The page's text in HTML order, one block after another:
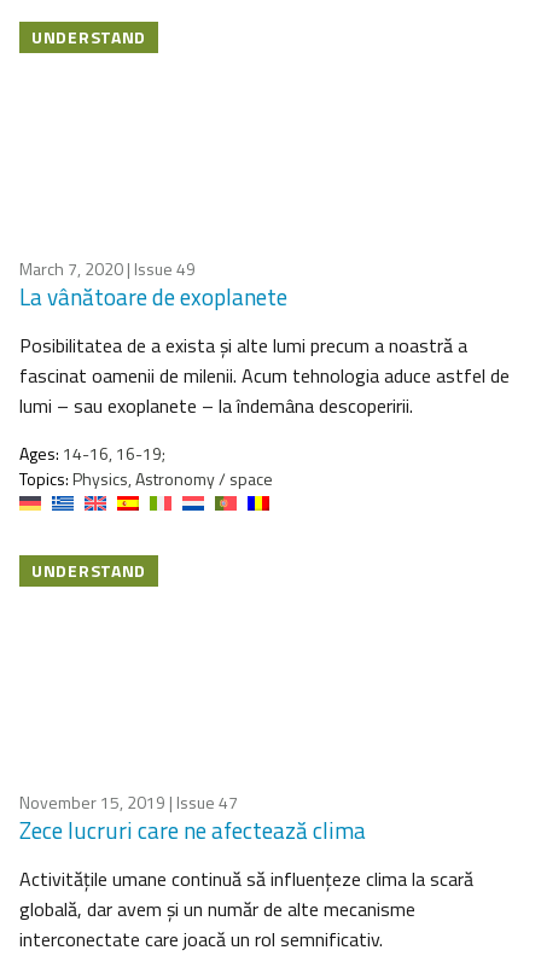
UNDERSTAND
March 7, 2020| Issue 49
La vânătoare de exoplanete
Posibilitatea de a exista şi alte lumi precum a noastră a
fascinat oamenii de milenii. Acum tehnologia aduce astfel de
lumi – sau exoplanete – la îndemâna descoperirii.
Ages: 14-16, 16-19;
Topics:Physics, Astronomy / space
UNDERSTAND
November 15, 2019 | Issue 47
Zece lucruri care ne afectează clima
Activitățile umane continuă să influențeze clima la scară
globală, dar avem și un număr de alte mecanisme
interconectate care joacă un rol semnificativ.